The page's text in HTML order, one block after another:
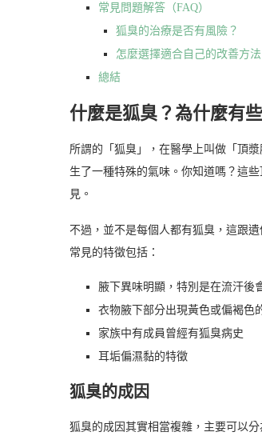
常見問題解答（FAQ）
狐臭的治療是否有風險？
怎麼選擇適合自己的改善方法
總結
什麼是狐臭？為什麼有
所謂的「狐臭」，在醫學上叫做「頂
生了一種特殊的氣味。你知道嗎？這
見。
不過，並不是每個人都有狐臭，這跟
常見的特徵包括：
腋下異味明顯，特別是在流汗後
衣物腋下部分出現黃色或偏褐色
家族中有成員曾經有狐臭病史
耳垢偏濕黏的特徵
狐臭的成因
狐臭的成因其實相當複雜，主要可以分